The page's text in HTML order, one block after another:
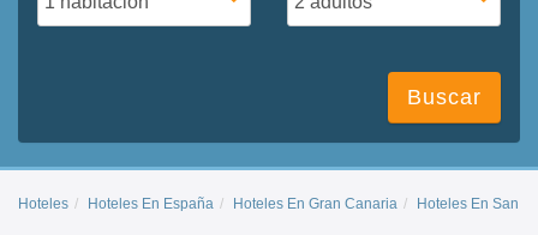
Buscar
Hoteles Hoteles En España Hoteles En Gran Canaria Hoteles En San